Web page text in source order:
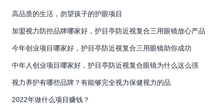
高品质的生活，勿望孩子的护眼项目
加盟视力防控品牌哪家好，护目亭防近视复合三用眼镜放心产品
今年创业项目哪家好，护目亭防近视复合三用眼镜助你成功
中年人创业项目哪家好，护目亭防近视复合眼镜为什么这么强
视力养护有哪些品牌？有能够完全视力保健视力的品
2022年做什么项目赚钱？